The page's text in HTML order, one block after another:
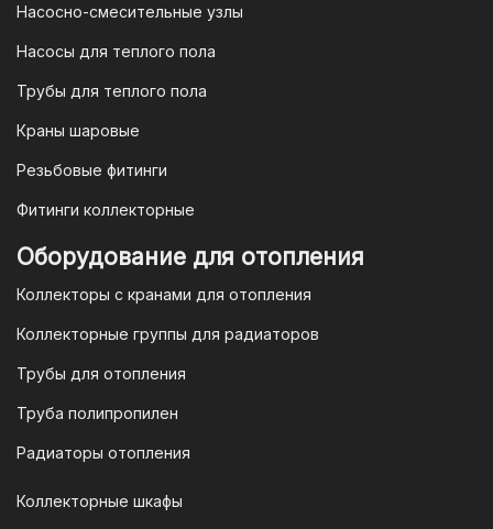
юридических лиц
Для наших корпоративных клиентов
мы предлагаем безналичную оплату по
выставим вам счет, который можно
оплатить в течение 3 рабочих дней.
организаций и ИП необходимо
связаться с оптовым отделом
электронную почту
opt@mail.ru
Гарантия и условия гарантии
Насосно-смесительные узлы
Насосы для теплого пола
Трубы для теплого пола
Краны шаровые
Резьбовые фитинги
Фитинги коллекторные
Оборудование для отопления
Коллекторы с кранами для отопления
Коллекторные группы для радиаторов
Трубы для отопления
Труба полипропилен
Радиаторы отопления
Коллекторные шкафы